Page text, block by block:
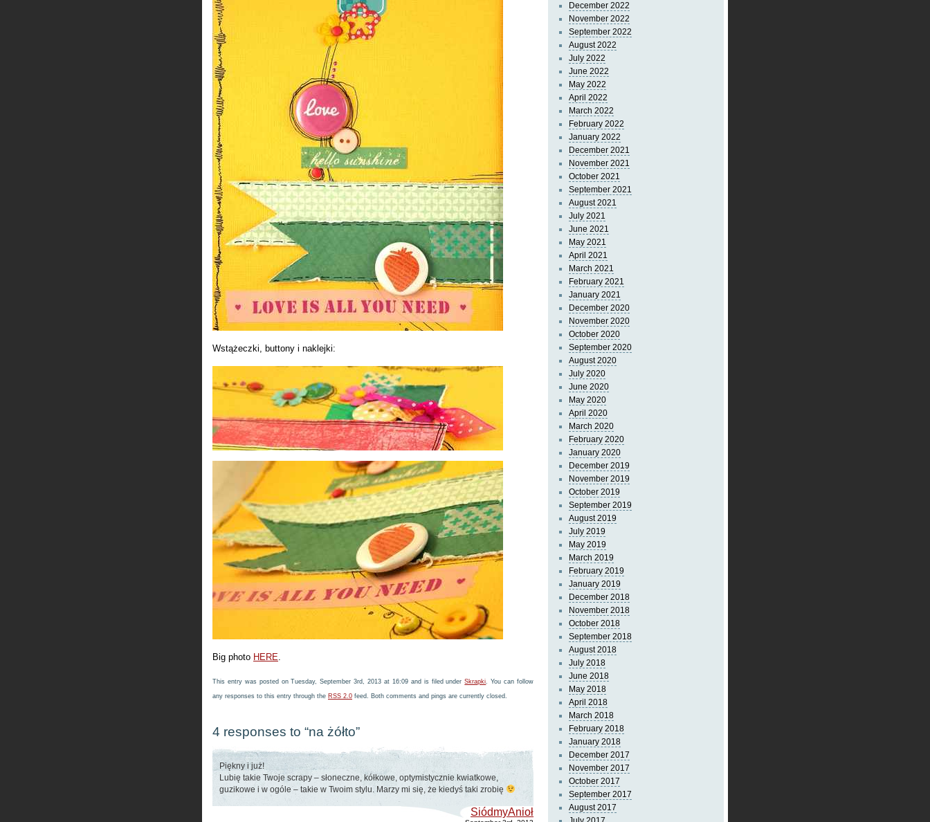
Wstążeczki, buttony i naklejki:
Big photo HERE.
This entry was posted on Tuesday, September 3rd, 2013 at 16:09 and is filed underSkrapki. You can follow
any responses to this entry through the RSS 2.0 feed. Both comments and pings are currently closed.
4 responses to “na żółto”
Piękny i już!
Lubię takie Twoje scrapy – słoneczne, kółkowe, optymistycznie kwiatkowe,
guzikowe i w ogóle – takie w Twoim stylu. Marzy mi się, że kiedyś taki zrobię
SiódmyAnioł
December 2022
November 2022
September 2022
August 2022
July 2022
June 2022
May 2022
April 2022
March 2022
February 2022
January 2022
December 2021
November 2021
October 2021
September 2021
August 2021
July 2021
June 2021
May 2021
April 2021
March 2021
February 2021
January 2021
December 2020
November 2020
October 2020
September 2020
August 2020
July 2020
June 2020
May 2020
April 2020
March 2020
February 2020
January 2020
December 2019
November 2019
October 2019
September 2019
August 2019
July 2019
May 2019
March 2019
February 2019
January 2019
December 2018
November 2018
October 2018
September 2018
August 2018
July 2018
June 2018
May 2018
April 2018
March 2018
February 2018
January 2018
December 2017
November 2017
October 2017
September 2017
August 2017